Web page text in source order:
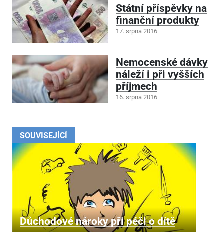
SOUVISEJÍCÍ
Důchodové nároky při péči o dítě
Státní příspěvky na
finanční produkty
17. srpna 2016
Nemocenské dávky
náleží i při vyšších
příjmech
16. srpna 2016